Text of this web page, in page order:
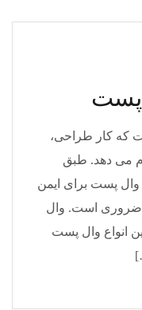
پست
که کار طراحی،
می دهد. طبق
نامه 2800، اجرای وال پست برای ایمن
ضروری است. وال
انواع وال پست